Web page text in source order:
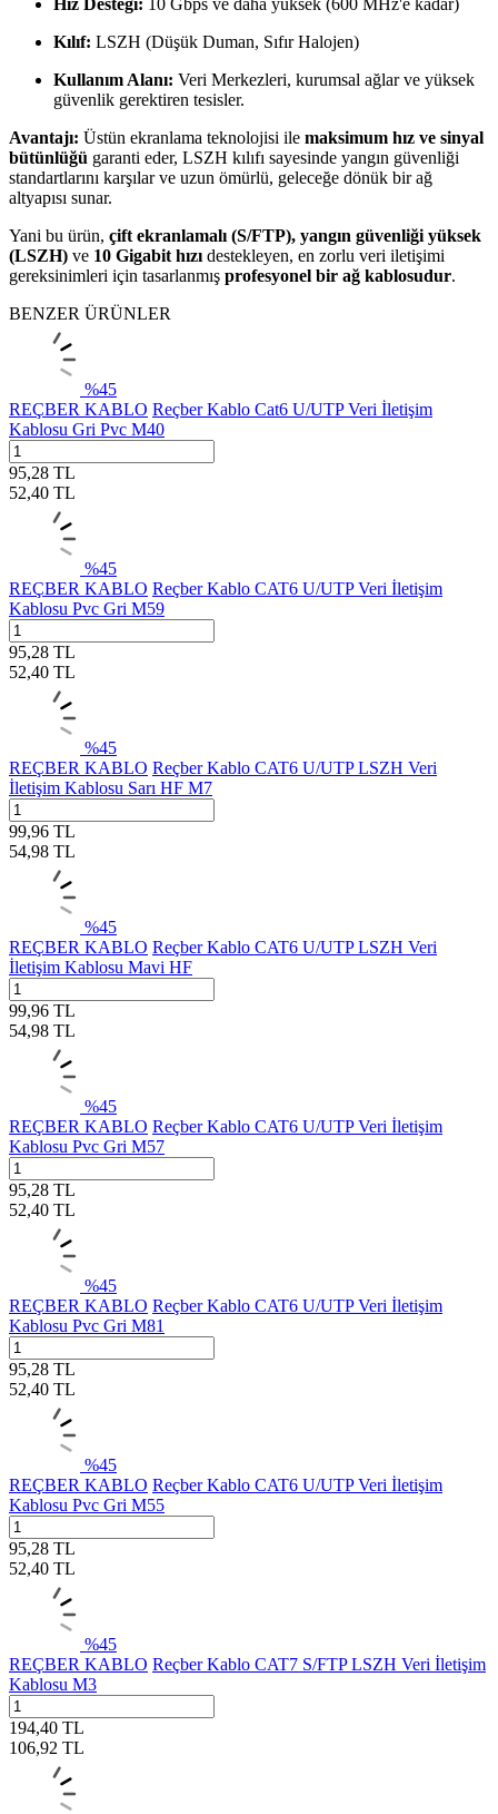
Kılıf: LSZH (Düşük Duman, Sıfır Halojen)
Kullanım Alanı: Veri Merkezleri, kurumsal ağlar ve yüksek
güvenlik gerektiren tesisler.
Avantajı: Üstün ekranlama teknolojisi ile maksimum hız ve sinyal
bütünlüğü garanti eder, LSZH kılıfı sayesinde yangın güvenliği
standartlarını karşılar ve uzun ömürlü, geleceğe dönük bir ağ
altyapısı sunar.
Yani bu ürün, çift ekranlamalı (S/FTP), yangın güvenliği yüksek
(LSZH) ve 10 Gigabit hızı destekleyen, en zorlu veri iletişimi
gereksinimleri için tasarlanmış profesyonel bir ağ kablosudur.
BENZER ÜRÜNLER
%45
REÇBER KABLO Reçber Kablo Cat6 U/UTP Veri İletişim
Kablosu Gri Pvc M40
95,28 TL
52,40 TL
%45
REÇBER KABLO Reçber Kablo CAT6 U/UTP Veri İletişim
Kablosu Pvc Gri M59
95,28 TL
52,40 TL
%45
REÇBER KABLO Reçber Kablo CAT6 U/UTP LSZH Veri
İletişim Kablosu Sarı HF M7
99,96 TL
54,98 TL
%45
REÇBER KABLO Reçber Kablo CAT6 U/UTP LSZH Veri
İletişim Kablosu Mavi HF
99,96 TL
54,98 TL
%45
REÇBER KABLO Reçber Kablo CAT6 U/UTP Veri İletişim
Kablosu Pvc Gri M57
95,28 TL
52,40 TL
%45
REÇBER KABLO Reçber Kablo CAT6 U/UTP Veri İletişim
Kablosu Pvc Gri M81
95,28 TL
52,40 TL
%45
REÇBER KABLO Reçber Kablo CAT6 U/UTP Veri İletişim
Kablosu Pvc Gri M55
95,28 TL
52,40 TL
%45
REÇBER KABLO Reçber Kablo CAT7 S/FTP LSZH Veri İletişim
Kablosu M3
194,40 TL
106,92 TL